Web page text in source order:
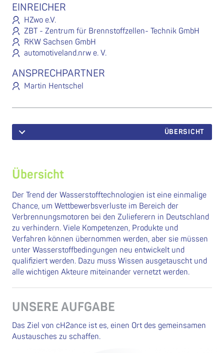
EINREICHER
HZwo e.V.
ZBT - Zentrum für Brennstoffzellen- Technik GmbH
RKW Sachsen GmbH
automotiveland.nrw e. V.
ANSPRECHPARTNER
Martin Hentschel
ÜBERSICHT
Übersicht
Der Trend der Wasserstofftechnologien ist eine einmalige
Chance, um Wettbewerbsverluste im Bereich der
Verbrennungsmotoren bei den Zulieferern in Deutschland
zu verhindern. Viele Kompetenzen, Produkte und
Verfahren können übernommen werden, aber sie müssen
unter Wasserstoffbedingungen neu entwickelt und
qualifiziert werden. Dazu muss Wissen ausgetauscht und
alle wichtigen Akteure miteinander vernetzt werden.
UNSERE AUFGABE
Das Ziel von cH2ance ist es, einen Ort des gemeinsamen
Austausches zu schaffen.